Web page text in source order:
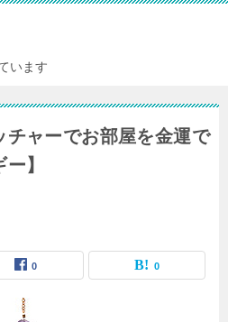
います
チャーでお部屋を金運で
】
0 0